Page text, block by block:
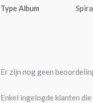
Type Album
Er zijn nog geen
Enkel ingelogde klanten